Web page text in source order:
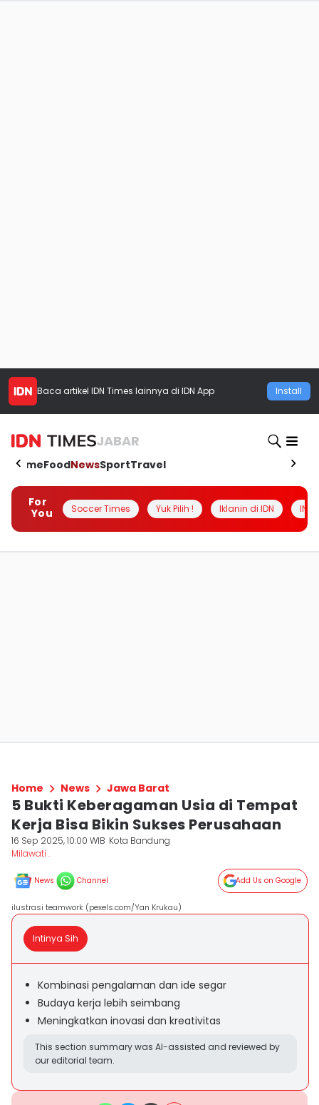
Baca artikel IDN Times lainnya di IDN App Install
JABAR
HomeFoodNewsSportTravel
For
You
Soccer Times Yuk Pilih ! Iklanin di IDN
Home News Jawa Barat
5 Bukti Keberagaman Usia di Tempat
Kerja Bisa Bikin Sukses Perusahaan
16 Sep 2025, 10:00 WIB Kota Bandung
Milawati .
News Channel Add Us on Google
ilustrasi teamwork (pexels.com/Yan Krukau)
Intinya Sih
Kombinasi pengalaman dan ide segar
Budaya kerja lebih seimbang
Meningkatkan inovasi dan kreativitas
This section summary was AI-assisted and reviewed by
our editorial team.